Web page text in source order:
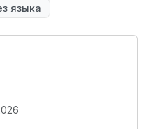
языка